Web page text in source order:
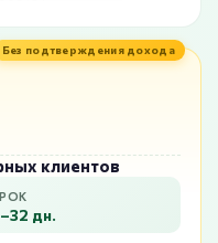
Без подтверждения дохода
клиентов
дн.